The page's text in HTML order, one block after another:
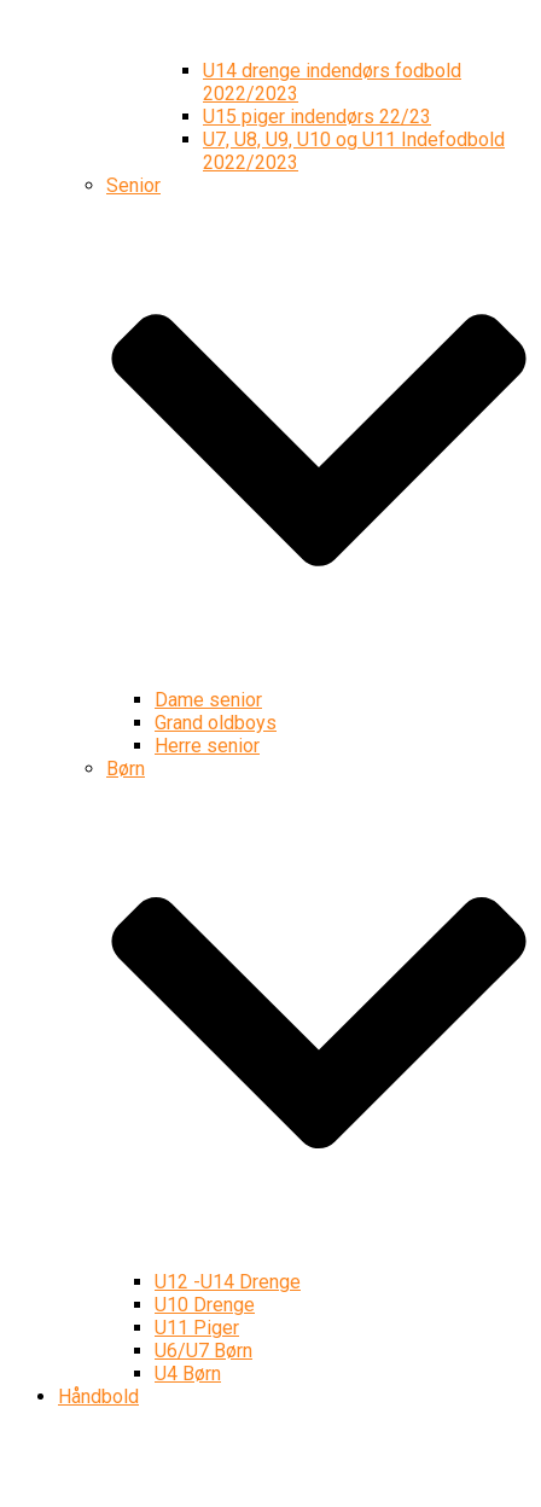
U14 drenge indendørs fodbold
2022/2023
U15 piger indendørs 22/23
U7, U8, U9, U10 og U11 Indefodbold
2022/2023
Senior
Dame senior
Grand oldboys
Herre senior
Børn
U12 -U14 Drenge
U10 Drenge
U11 Piger
U6/U7 Børn
U4 Børn
Håndbold